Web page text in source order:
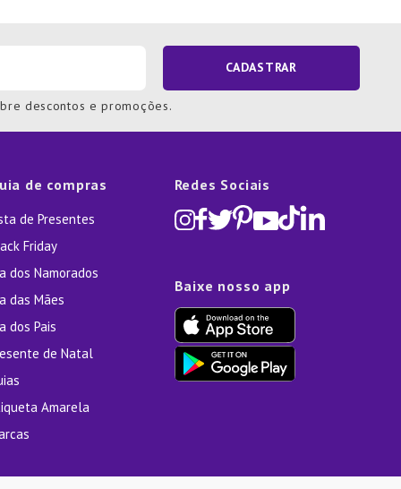
CADASTRAR
descontos e promoções.
de compras
de Presentes
Friday
dos Namorados
das Mães
dos Pais
de Natal
Amarela
Redes Sociais
Baixe nosso app